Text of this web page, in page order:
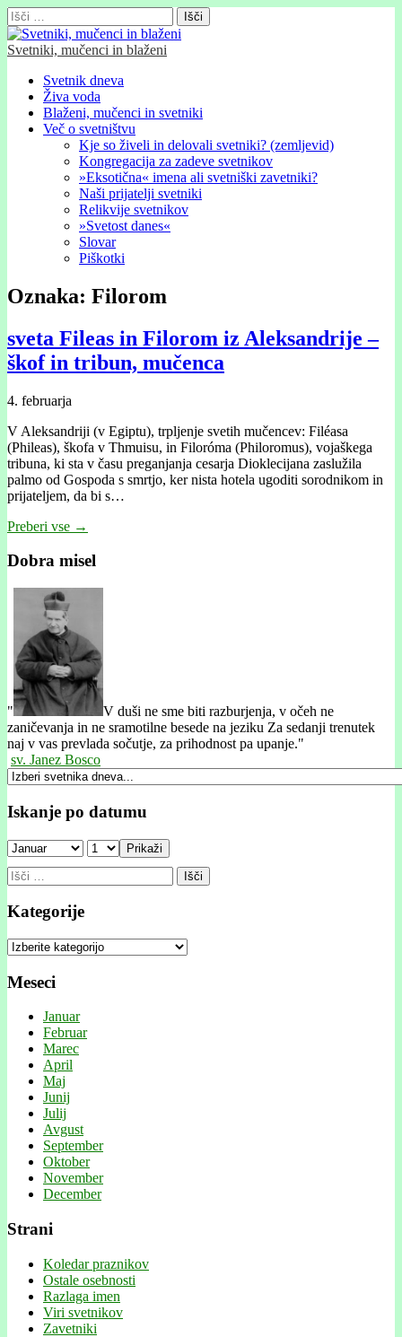
Išči:
Svetniki, mučenci in blaženi
Glavni
meni
Skip
content
Svetnik dneva
Živa voda
Blaženi, mučenci in svetniki
Več o svetništvu
Kje so živeli in delovali svetniki? (zemljevid)
Kongregacija za zadeve svetnikov
»Eksotična« imena ali svetniški zavetniki?
Naši prijatelji svetniki
Relikvije svetnikov
»Svetost danes«
Slovar
Piškotki
Oznaka: Filorom
sveta Fileas in Filorom iz Aleksandrije –
škof in tribun, mučenca
4. februarja
V Aleksandriji (v Egiptu), trpljenje svetih mučencev: Filéasa
(Phileas), škofa v Thmuisu, in Filoróma (Philoromus), vojaškega
tribuna, ki sta v času preganjanja cesarja Dioklecijana zaslužila
palmo od Gospoda s smrtjo, ker nista hotela ugoditi sorodnikom in
prijateljem, da bi s…
Preberi vse →
Dobra misel
"
V duši ne sme biti razburjenja, v očeh ne
zaničevanja in ne sramotilne besede na jeziku Za sedanji trenutek
naj v vas prevlada sočutje, za prihodnost pa upanje."
sv. Janez Bosco
Iskanje po datumu
Prikaži
Išči:
Kategorije
Kategorije
Meseci
Januar
Februar
Marec
April
Maj
Junij
Julij
Avgust
September
Oktober
November
December
Strani
Koledar praznikov
Ostale osebnosti
Razlaga imen
Viri svetnikov
Zavetniki